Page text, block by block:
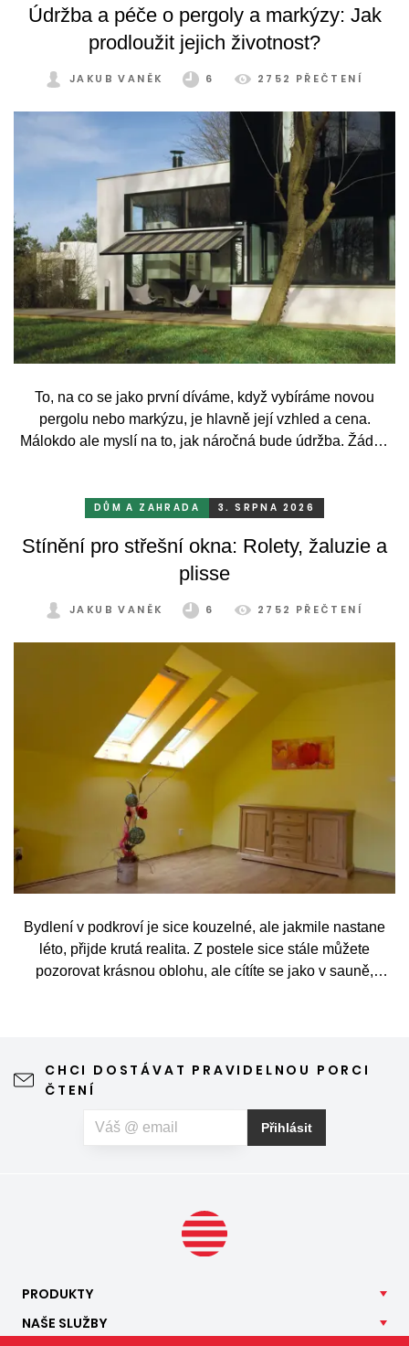
Údržba a péče o pergoly a markýzy: Jak
prodloužit jejich životnost?
JAKUB VANĚK 6 2752 PŘEČTENÍ
To, na co se jako první díváme, když vybíráme novou
pergolu nebo markýzu, je hlavně její vzhled a cena.
Málokdo ale myslí na to, jak náročná bude údržba. Žádný
mrazu, ale také prachu a pylu, což se na něm dříve či
DŮM A ZAHRADA 3. SRPNA 2026
Stínění pro střešní okna: Rolety, žaluzie a
plisse
JAKUB VANĚK 6 2752 PŘEČTENÍ
Bydlení v podkroví je sice kouzelné, ale jakmile nastane
léto, přijde krutá realita. Z postele sice stále můžete
pozorovat krásnou oblohu, ale cítíte se jako v sauně,
CHCI DOSTÁVAT PRAVIDELNOU PORCI
ČTENÍ
Přihlásit
PRODUKTY
NAŠE SLUŽBY